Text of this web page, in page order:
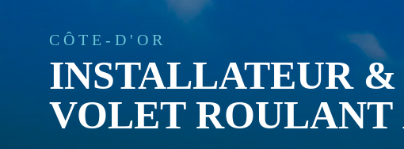
CÔTE-D'OR
INSTALLATEUR &
VOLET